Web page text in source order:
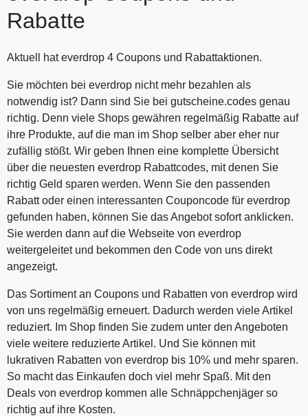
Rabatte
Aktuell hat everdrop 4 Coupons und Rabattaktionen.
Sie möchten bei everdrop nicht mehr bezahlen als
notwendig ist? Dann sind Sie bei gutscheine.codes genau
richtig. Denn viele Shops gewähren regelmäßig Rabatte auf
ihre Produkte, auf die man im Shop selber aber eher nur
zufällig stößt. Wir geben Ihnen eine komplette Übersicht
über die neuesten everdrop Rabattcodes, mit denen Sie
richtig Geld sparen werden. Wenn Sie den passenden
Rabatt oder einen interessanten Couponcode für everdrop
gefunden haben, können Sie das Angebot sofort anklicken.
Sie werden dann auf die Webseite von everdrop
weitergeleitet und bekommen den Code von uns direkt
angezeigt.
Das Sortiment an Coupons und Rabatten von everdrop wird
von uns regelmäßig erneuert. Dadurch werden viele Artikel
reduziert. Im Shop finden Sie zudem unter den Angeboten
viele weitere reduzierte Artikel. Und Sie können mit
lukrativen Rabatten von everdrop bis 10% und mehr sparen.
So macht das Einkaufen doch viel mehr Spaß. Mit den
Deals von everdrop kommen alle Schnäppchenjäger so
richtig auf ihre Kosten.